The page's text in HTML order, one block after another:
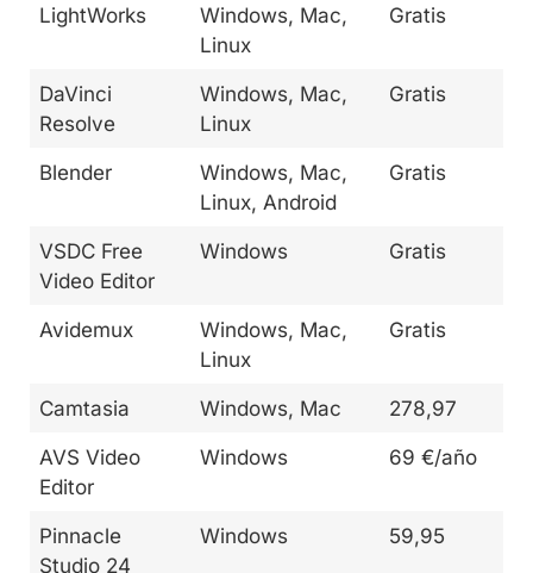
LightWorks
Windows, Mac,
Linux
Gratis
DaVinci
Resolve
Windows, Mac,
Linux
Gratis
Blender
Windows, Mac,
Linux, Android
Gratis
VSDC Free
Video Editor
Windows Gratis
Avidemux
Windows, Mac,
Linux
Gratis
Camtasia Windows, Mac
278,97
AVS Video
Editor
Windows 69 €/año
Pinnacle
Studio 24
Windows 59,95